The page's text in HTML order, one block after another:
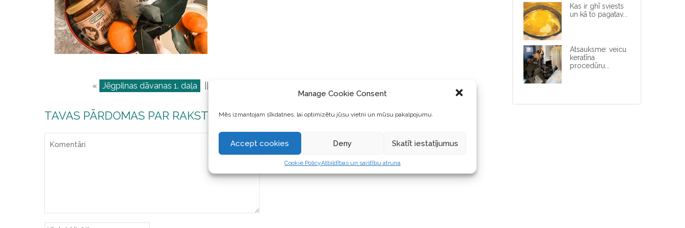
Manage Cookie Consent
Mēs izmantojam sīkdatnes, lai optimizētu jūsu vietni un mūsu pakalpojumu.
Accept cookies Deny Skatīt iestatījumus
Cookie PolicyAtbildības un saistību atruna
« Jēgpilnas dāvanas 1. daļa ||
TAVAS PĀRDOMAS PAR RAKSTU
Kas ir ghī sviests
un kā to pagatav...
Atsauksme: veicu
keratīna
procedūru...